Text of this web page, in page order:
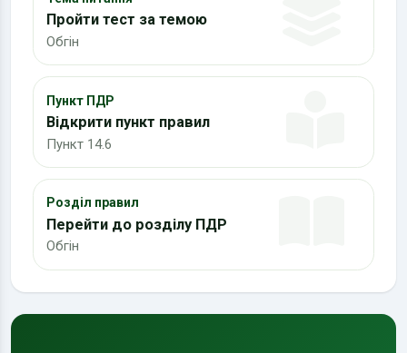
Пройти тест за темою
Обгін
Пункт ПДР
Відкрити пункт правил
Пункт 14.6
Розділ правил
Перейти до розділу ПДР
Обгін